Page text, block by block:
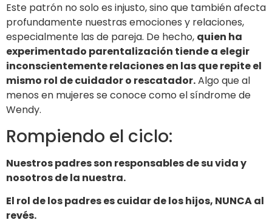
Este patrón no solo es injusto, sino que también afecta
profundamente nuestras emociones y relaciones,
especialmente las de pareja. De hecho, quien ha
experimentado parentalización tiende a elegir
inconscientemente relaciones en las que repite el
mismo rol de cuidador o rescatador.Algo que al
menos en mujeres se conoce como el síndrome de
Wendy.
Rompiendo el ciclo:
Nuestros padres son responsables de su vida y
nosotros de la nuestra.
El rol de los padres es cuidar de los hijos, NUNCA al
revés.